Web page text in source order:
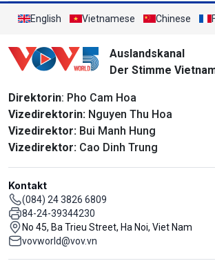
English Vietnamese Chinese
Auslandskanal
Der Stimme
Direktorin: Pho Cam Hoa
Vizedirektorin: Nguyen Thu Hoa
Vizedirektor: Bui Manh Hung
Vizedirektor: Cao Dinh Trung
Kontakt
(084) 24 3826 6809
84-24-39344230
No 45, Ba Trieu Street, Ha Noi, Viet Nam
vovworld@vov.vn